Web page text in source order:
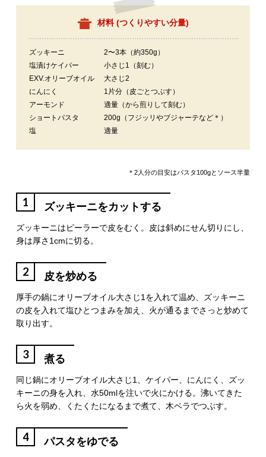
材料 (つくりやすい分量)
ズッキーニ
2〜3本（約350g）
塩漬けケイパー
小さじ1（刻む）
EXV.オリーブオイル
大さじ2
にんにく
1片分（皮ごとつぶす）
アーモンド
適量（から煎りして刻む）
ショートパスタ
200g（フジッリやブジャーテなど＊）
塩
適量
＊2人分の目安はパスタ100gとソース半量
1 ズッキーニをカットする
ズッキーニはピーラーで皮をむく。皮は斜めにせん切りにし、
身は厚さ1cmに切る。
2 皮を炒める
厚手の鍋にオリーブオイル大さじ1を入れて温め、ズッキーニ
の皮を入れて塩ひとつまみを加え、火が通るまでさっと炒めて
取り出す。
3 煮る
同じ鍋にオリーブオイル大さじ1、ケイパー、にんにく、ズッ
キーニの身を入れ、水50mlを注いで火にかける。沸いてきた
ら火を弱め、くたくたになるまで煮て、木ベラでつぶす。
4 パスタをゆでる